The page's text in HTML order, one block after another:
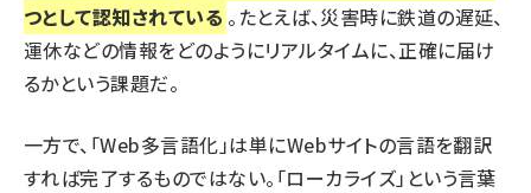
つとして認知されている 。たとえば、災害時に鉄道の遅延、
運休などの情報をどのようにリアルタイムに、正確に届け
るかという課題だ。
一方で、「Web多言語化」は単にWebサイトの言語を翻訳
すれば完了するものではない。「ローカライズ」という言葉